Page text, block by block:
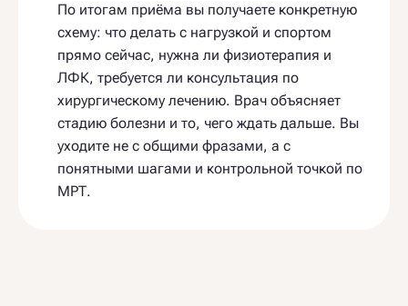
По итогам приёма вы получаете конкретную
схему: что делать с нагрузкой и спортом
прямо сейчас, нужна ли физиотерапия и
ЛФК, требуется ли консультация по
хирургическому лечению. Врач объясняет
стадию болезни и то, чего ждать дальше. Вы
уходите не с общими фразами, а с
понятными шагами и контрольной точкой по
МРТ.